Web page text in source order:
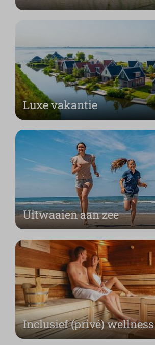
Luxe vakantie
Uitwaaien aan zee
Inclusief (privé) wellness